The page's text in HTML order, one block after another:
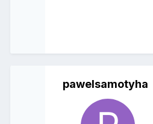
pawelsamotyha